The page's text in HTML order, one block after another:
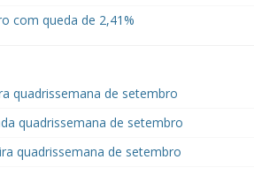
com queda de 2,41%
quadrissemana de setembro
quadrissemana de setembro
quadrissemana de setembro